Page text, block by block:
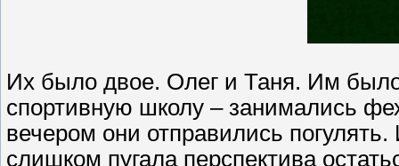
Их было двое. Олег и Таня. Им
спортивную школу – занимались
вечером они отправились
слишком пугала перспектива